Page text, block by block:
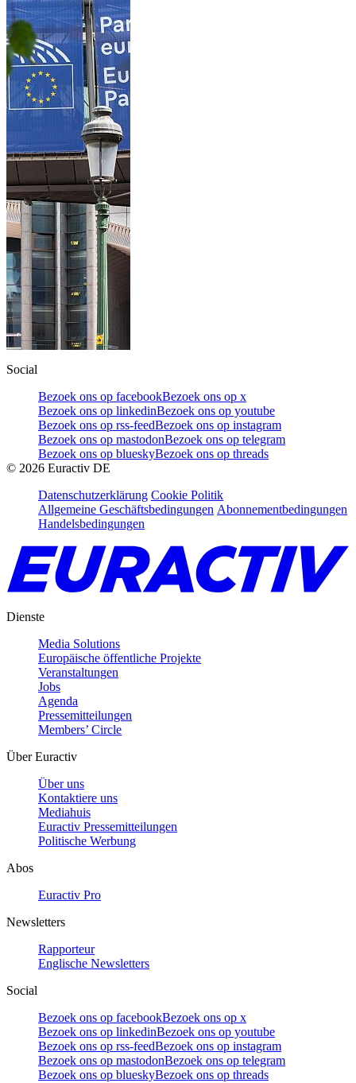
Social
Bezoek ons op facebookBezoek ons op x
Bezoek ons op linkedinBezoek ons op youtube
Bezoek ons op rss-feedBezoek ons op instagram
Bezoek ons op mastodonBezoek ons op telegram
Bezoek ons op blueskyBezoek ons op threads
© 2026 Euractiv DE
Datenschutzerklärung Cookie Politik
Allgemeine Geschäftsbedingungen Abonnementbedingungen
Handelsbedingungen
Dienste
Media Solutions
Europäische öffentliche Projekte
Veranstaltungen
Jobs
Agenda
Pressemitteilungen
Members’ Circle
Über Euractiv
Über uns
Kontaktiere uns
Mediahuis
Euractiv Pressemitteilungen
Politische Werbung
Abos
Euractiv Pro
Newsletters
Rapporteur
Englische Newsletters
Social
Bezoek ons op facebookBezoek ons op x
Bezoek ons op linkedinBezoek ons op youtube
Bezoek ons op rss-feedBezoek ons op instagram
Bezoek ons op mastodonBezoek ons op telegram
Bezoek ons op blueskyBezoek ons op threads